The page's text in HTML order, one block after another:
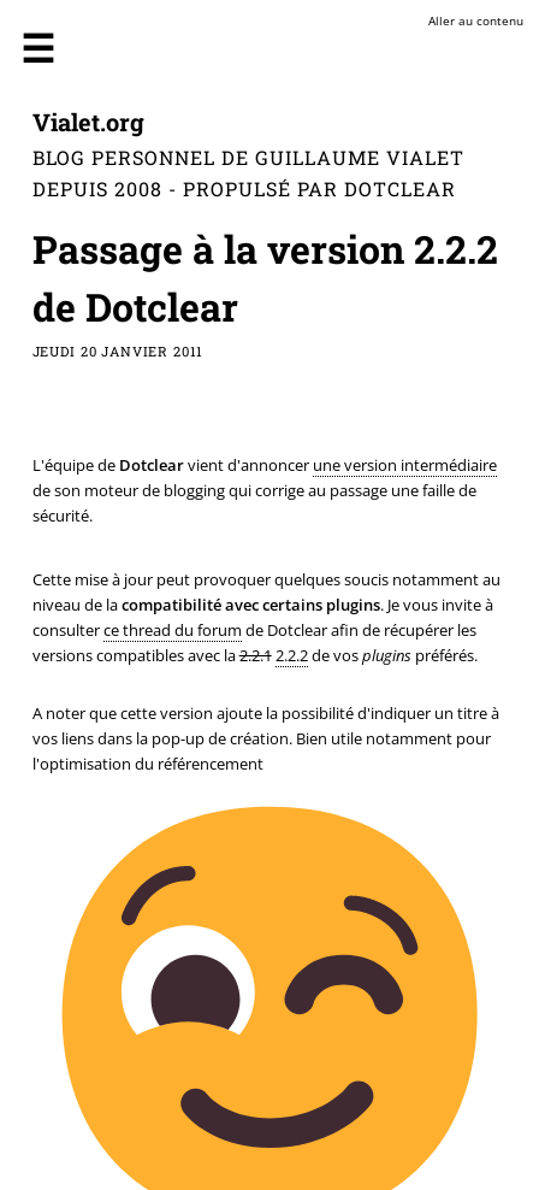
Aller au contenu
Vialet.org
BLOG PERSONNEL DE GUILLAUME VIALET
DEPUIS 2008 - PROPULSÉ PAR DOTCLEAR
Passage à la version 2.2.2
de Dotclear
JEUDI 20 JANVIER 2011
L'équipe de Dotclearvient d'annoncer une version intermédiaire
de son moteur de blogging qui corrige au passage une faille de
sécurité.
Cette mise à jour peut provoquer quelques soucis notamment au
niveau de lacompatibilité avec certains plugins. Je vous invite à
consulterce thread du forum de Dotclear afin de récupérer les
versions compatibles avec la2.2.12.2.2de vospluginspréférés.
A noter que cette version ajoute la possibilité d'indiquer un titre à
vos liens dans la pop-up de création. Bien utile notamment pour
l'optimisation du référencement